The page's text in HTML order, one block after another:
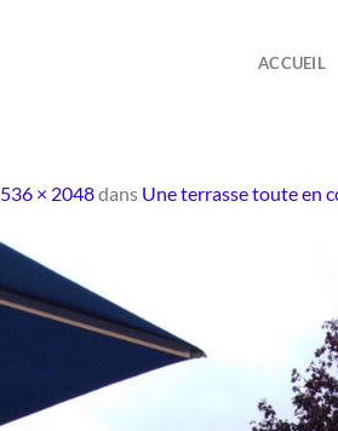
ACCUEIL
× 2048dans Une terrasse toute en